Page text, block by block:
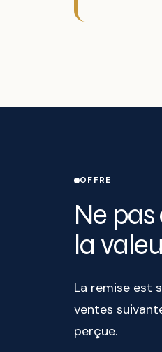
OFFRE
Ne
la
La remise est
ventes
perçue.